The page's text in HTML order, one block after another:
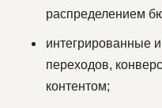
распределением
интегрированные
переходов,
контентом;